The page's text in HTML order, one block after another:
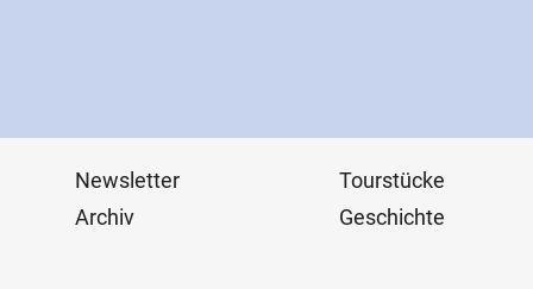
Navigation
überspringen
Newsletter
Tourstücke
Archiv
Geschichte